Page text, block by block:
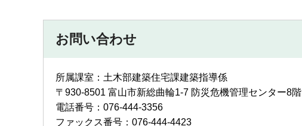
お問い合わせ
所属課室：土木部建築住宅課建築指導係
〒930-8501 富山市新総曲輪1-7 防災危機管理センター8階
電話番号：076-444-3356
ファックス番号：076-444-4423